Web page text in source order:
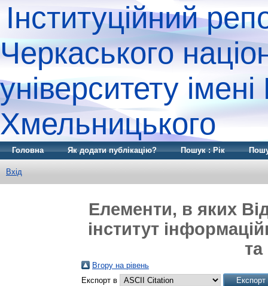
Інституційний
Черкаського
університету
Хмельницького
Головна Як додати публікацію? Пошук : Рік
Вхід
Елементи, в яких
інститут
та
Вгору на рівень
Експорт в